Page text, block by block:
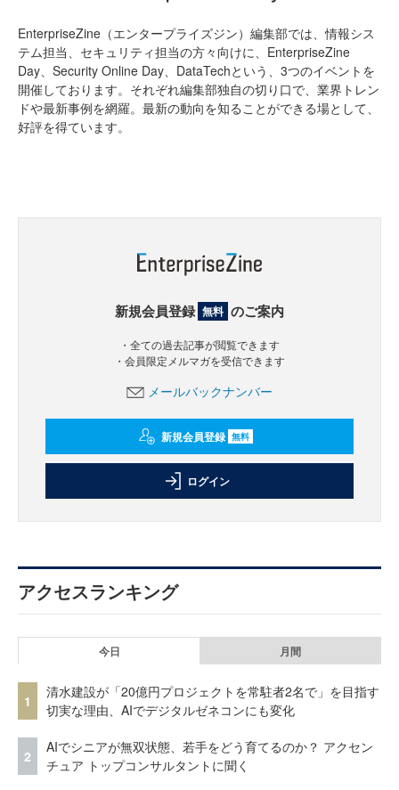
EnterpriseZine（エンタープライズジン）編集部では、情報シス
テム担当、セキュリティ担当の方々向けに、EnterpriseZine
Day、Security Online Day、DataTechという、3つのイベントを
開催しております。それぞれ編集部独自の切り口で、業界トレン
ドや最新事例を網羅。最新の動向を知ることができる場として、
好評を得ています。
新規会員登録 無料 のご案内
・全ての過去記事が閲覧できます
・会員限定メルマガを受信できます
メールバックナンバー
新規会員登録 無料
ログイン
アクセスランキング
今日 月間
1
清水建設が「20億円プロジェクトを常駐者2名で」を目指す
切実な理由、AIでデジタルゼネコンにも変化
2
AIでシニアが無双状態、若手をどう育てるのか？ アクセン
チュア トップコンサルタントに聞く